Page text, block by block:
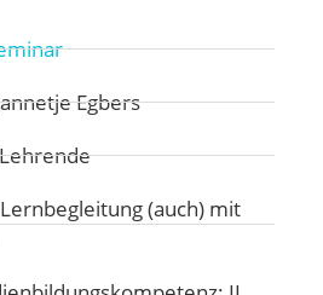
Egbers
Lernbegleitung (auch) mit